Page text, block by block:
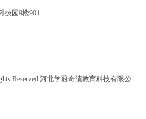
技园9楼901
Reserved 河北学冠奇绩教育科技有限公